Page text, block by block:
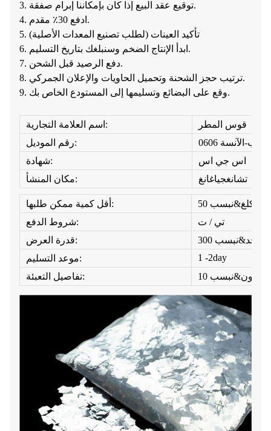
3. توقيع عقد البيع إذا كان بإمكاننا إبرام صفقة.
4
. ادفع 30٪ مقدم.
5 . تأكيد العينات (لطلب تصنيع المعدات الأصلية)
6
. ابدأ الإنتاج الضخم وسنبلغك بتاريخ التسليم.
7
. دفع الرصيد قبل الشحن.
8
. ترتيب حجز الشحنة وتحميل الحاويات والإعلان الجمركي.
9
. وقع على البضائع وتسليمها إلى المستودع الخاص بك.
اسم العلامة التجارية:
قوس المطر
رقم الموديل:
ر.ب-الآنسة 0606
شهادة:
اس جي اس
مكان المنشأ:
تشانغجياغانغ
أقل كمية ممكن طلبها:
شروط الدفع:
تي / ت
قدرة العرض:
موعد التسليم:
1 -2day
تفاصيل التعبئة: